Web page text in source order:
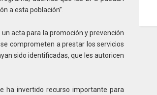
a esta población”.
acta para la promoción y prevención
comprometen a prestar los servicios
sido identificadas, que les autoricen
ha invertido recurso importante para